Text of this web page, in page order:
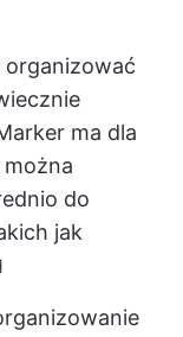
organizować
ma dla
do
jak